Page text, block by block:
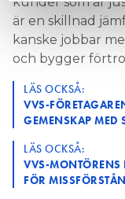
– I dag med
kanaler så kan
byta en kökskran
skäms om man
man borde fixa
Misslyckas man
vattenledningar
konsekvenser.
är en skillnad
kanske jobbar
och bygger
LÄS OCKSÅ:
VVS-
GEMENSKAP MED
LÄS OCKSÅ:
VVS-MONTÖRENS
FÖR